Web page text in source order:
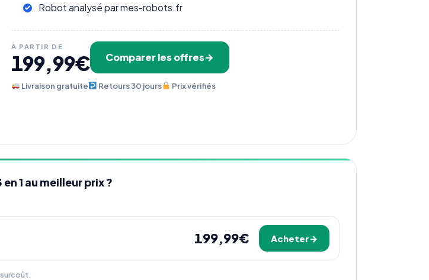
Robot analysé par mes-robots.fr
À PARTIR DE
199,99€ Comparer les offres
Livraison gratuite Retours 30 jours Prix vérifiés
1 au meilleur prix ?
199,99€ Acheter